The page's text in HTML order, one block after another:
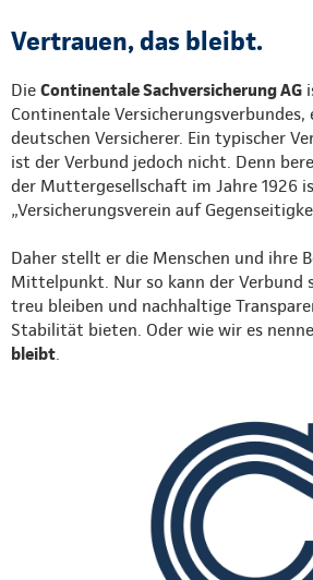
Vertrauen, das bleibt.
Die Continentale Sachversicherung AG
Continentale Versicherungsverbundes,
deutschen Versicherer. Ein typischer
ist der Verbund jedoch nicht. Denn
der Muttergesellschaft im Jahre 1926
„Versicherungsverein auf
Daher stellt er die Menschen und ihre
Mittelpunkt. Nur so kann der Verbund
treu bleiben und nachhaltige
Stabilität bieten. Oder wie wir es
bleibt